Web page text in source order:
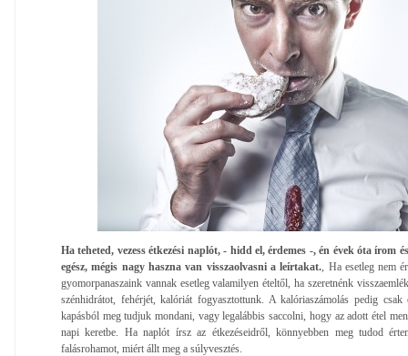
Ha teheted, vezess étkezési naplót, - hidd el, érdemes -, én évek óta írom
egész, mégis nagy haszna van visszaolvasni a leírtakat. , Ha esetleg nem
gyomorpanaszaink vannak esetleg valamilyen ételtől, ha szeretnénk
szénhidrátot, fehérjét, kalóriát fogyasztottunk. A kalóriaszámolás pedig
kapásból meg tudjuk mondani, vagy legalábbis saccolni, hogy az adott étel
napi keretbe. Ha naplót írsz az étkezéseidről, könnyebben meg tudod
falásrohamot, miért állt meg a súlyvesztés.